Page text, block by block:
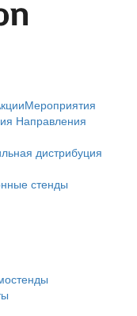
Мероприятия
Направления
дистрибуция
стенды